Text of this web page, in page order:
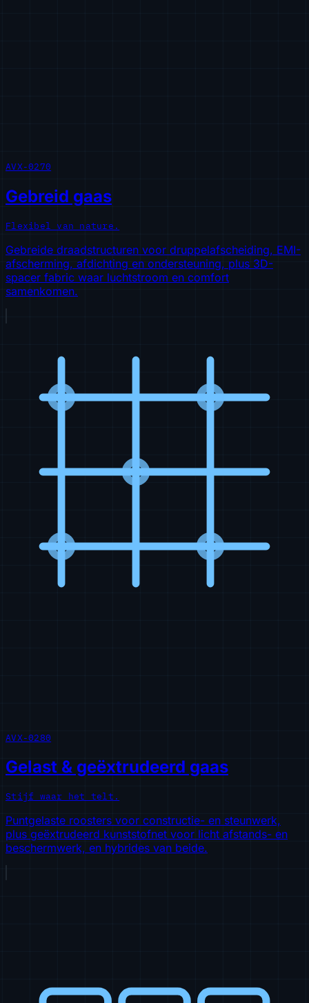
AVX-0270
Gebreid gaas
Flexibel van nature.
Gebreide draadstructuren voor druppelafscheiding, EMI-
afscherming, afdichting en ondersteuning, plus 3D-
spacer fabric waar luchtstroom en comfort
samenkomen.
AVX-0280
Gelast & geëxtrudeerd gaas
Stijf waar het telt.
Puntgelaste roosters voor constructie- en steunwerk,
plus geëxtrudeerd kunststofnet voor licht afstands- en
beschermwerk, en hybrides van beide.